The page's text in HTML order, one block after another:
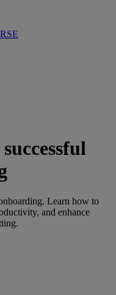
Learn how to
and enhance